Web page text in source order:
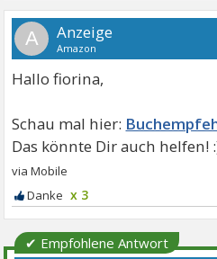
A
Hallo fiorina,
x 3
✔ Empfohlene Antwort